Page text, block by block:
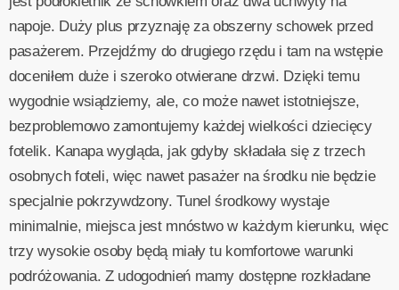
napoje. Duży plus przyznaję za obszerny schowek przed
pasażerem. Przejdźmy do drugiego rzędu i tam na wstępie
doceniłem duże i szeroko otwierane drzwi. Dzięki temu
wygodnie wsiądziemy, ale, co może nawet istotniejsze,
bezproblemowo zamontujemy każdej wielkości dziecięcy
fotelik. Kanapa wygląda, jak gdyby składała się z trzech
osobnych foteli, więc nawet pasażer na środku nie będzie
specjalnie pokrzywdzony. Tunel środkowy wystaje
minimalnie, miejsca jest mnóstwo w każdym kierunku, więc
trzy wysokie osoby będą miały tu komfortowe warunki
podróżowania. Z udogodnień mamy dostępne rozkładane